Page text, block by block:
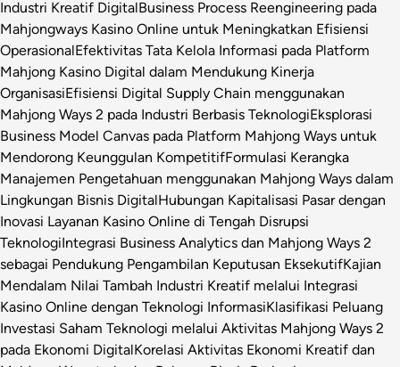
Industri Kreatif DigitalBusiness Process Reengineering pada
Mahjongways Kasino Online untuk Meningkatkan Efisiensi
OperasionalEfektivitas Tata Kelola Informasi pada Platform
Mahjong Kasino Digital dalam Mendukung Kinerja
OrganisasiEfisiensi Digital Supply Chain menggunakan
Mahjong Ways 2 pada Industri Berbasis TeknologiEksplorasi
Business Model Canvas pada Platform Mahjong Ways untuk
Mendorong Keunggulan KompetitifFormulasi Kerangka
Manajemen Pengetahuan menggunakan Mahjong Ways dalam
Lingkungan Bisnis DigitalHubungan Kapitalisasi Pasar dengan
Inovasi Layanan Kasino Online di Tengah Disrupsi
TeknologiIntegrasi Business Analytics dan Mahjong Ways 2
sebagai Pendukung Pengambilan Keputusan EksekutifKajian
Mendalam Nilai Tambah Industri Kreatif melalui Integrasi
Kasino Online dengan Teknologi InformasiKlasifikasi Peluang
Investasi Saham Teknologi melalui Aktivitas Mahjong Ways 2
pada Ekonomi DigitalKorelasi Aktivitas Ekonomi Kreatif dan